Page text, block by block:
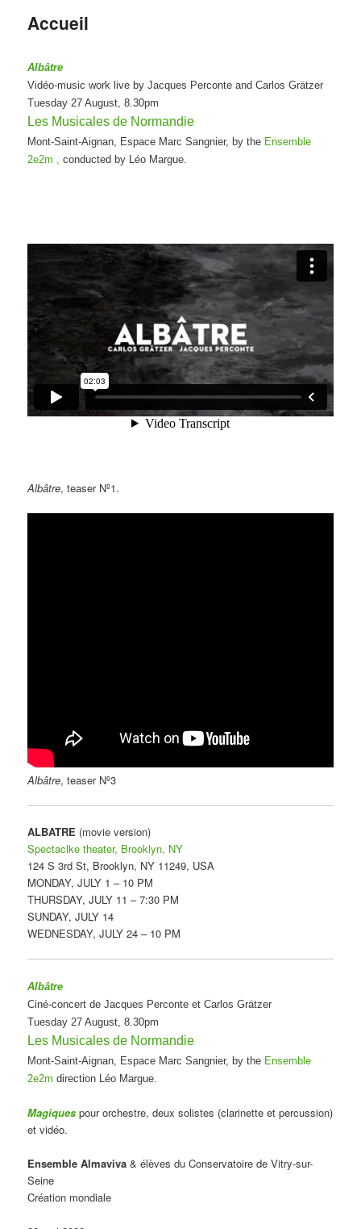
Accueil
Albâtre
Vidéo-music work live by Jacques Perconte and Carlos Grätzer
Tuesday 27 August, 8.30pm
Les Musicales de Normandie
Mont-Saint-Aignan, Espace Marc Sangnier, by the Ensemble
2e2m ,conducted by Léo Margue.
Albâtre, teaser Nº1.
Albâtre, teaser Nº3
ALBATRE (movie version)
Spectaclke theater, Brooklyn, NY
124 S 3rd St, Brooklyn, NY 11249, USA
MONDAY, JULY 1 – 10 PM
THURSDAY, JULY 11 – 7:30 PM
SUNDAY, JULY 14
WEDNESDAY, JULY 24 – 10 PM
Albâtre
Ciné-concert de Jacques Perconte et Carlos Grätzer
Tuesday 27 August, 8.30pm
Les Musicales de Normandie
Mont-Saint-Aignan, Espace Marc Sangnier, by the Ensemble
2e2mdirection Léo Margue.
Magiques pour orchestre, deux solistes (clarinette et percussion)
et vidéo.
Ensemble Almaviva & élèves du Conservatoire de Vitry-sur-
Seine
Création mondiale